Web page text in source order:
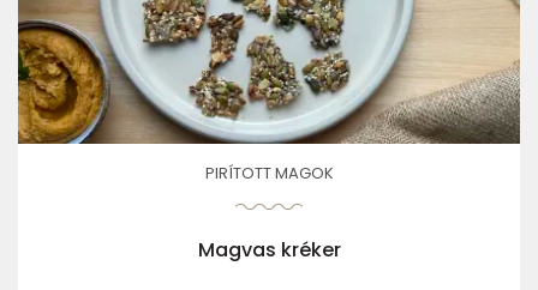
PIRÍTOTT MAGOK
Magvas kréker